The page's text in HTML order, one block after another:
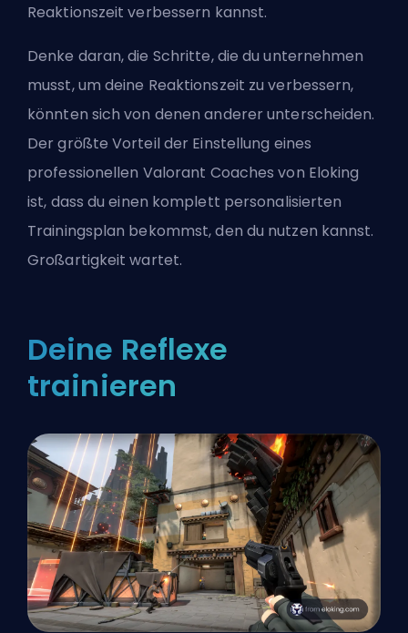
Reaktionszeit verbessern kannst.
Denke daran, die Schritte, die du unternehmen
musst, um deine Reaktionszeit zu verbessern,
könnten sich von denen anderer unterscheiden.
Der größte Vorteil der Einstellung eines
professionellen Valorant Coaches von Eloking
ist, dass du einen komplett personalisierten
Trainingsplan bekommst, den du nutzen kannst.
Großartigkeit wartet.
Deine Reflexe
trainieren